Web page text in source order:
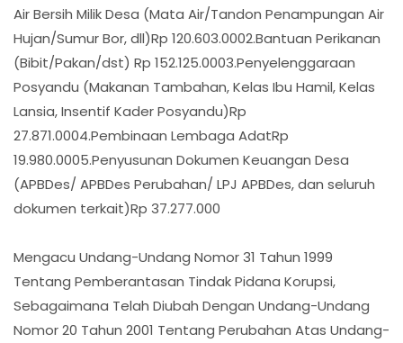
Air Bersih Milik Desa (Mata Air/Tandon Penampungan Air
Hujan/Sumur Bor, dll)Rp 120.603.0002.Bantuan Perikanan
(Bibit/Pakan/dst) Rp 152.125.0003.Penyelenggaraan
Posyandu (Makanan Tambahan, Kelas Ibu Hamil, Kelas
Lansia, Insentif Kader Posyandu)Rp
27.871.0004.Pembinaan Lembaga AdatRp
19.980.0005.Penyusunan Dokumen Keuangan Desa
(APBDes/ APBDes Perubahan/ LPJ APBDes, dan seluruh
dokumen terkait)Rp 37.277.000
Mengacu Undang-Undang Nomor 31 Tahun 1999
Tentang Pemberantasan Tindak Pidana Korupsi,
Sebagaimana Telah Diubah Dengan Undang-Undang
Nomor 20 Tahun 2001 Tentang Perubahan Atas Undang-